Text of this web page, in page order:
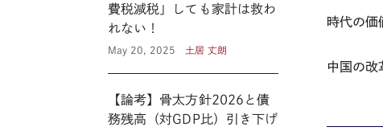
時代の価
中国の改
費税減税」しても家計は救わ
れない！
May 20, 2025 土居 丈朗
【論考】骨太方針2026と債
務残高（対GDP比）引き下げ